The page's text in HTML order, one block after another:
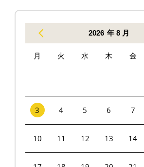
年 8 月
2026
月 火 水 木 金
3 4 5 6 7
10 11 12 13 14